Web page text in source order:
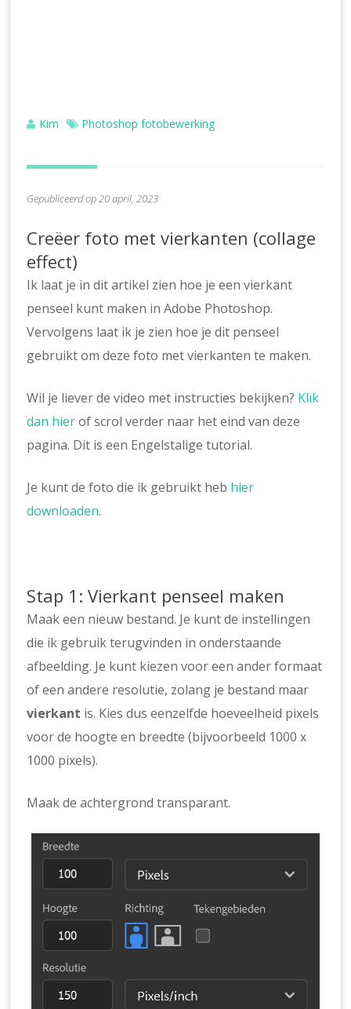
Kim Photoshop fotobewerking
Gepubliceerd op 20 april, 2023
Creëer foto met vierkanten (collage
effect)
Ik laat je in dit artikel zien hoe je een vierkant
penseel kunt maken in Adobe Photoshop.
Vervolgens laat ik je zien hoe je dit penseel
gebruikt om deze foto met vierkanten te maken.
Wil je liever de video met instructies bekijken? Klik
dan hierof scrol verder naar het eind van deze
pagina. Dit is een Engelstalige tutorial.
Je kunt de foto die ik gebruikt heb hier
downloaden.
Stap 1: Vierkant penseel maken
Maak een nieuw bestand. Je kunt de instellingen
die ik gebruik terugvinden in onderstaande
afbeelding. Je kunt kiezen voor een ander formaat
of een andere resolutie, zolang je bestand maar
vierkant is. Kies dus eenzelfde hoeveelheid pixels
voor de hoogte en breedte (bijvoorbeeld 1000 x
1000 pixels).
Maak de achtergrond transparant.